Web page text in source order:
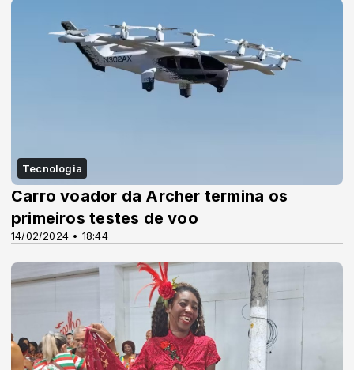
Tecnologia
14/02/2024 • 18:44
Carro voador da Archer termina os
primeiros testes de voo